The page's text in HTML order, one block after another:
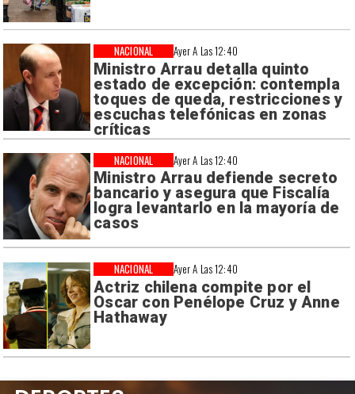
Ayer A Las 12:40
Ministro Arrau detalla quinto
estado de excepción: contempla
toques de queda, restricciones y
escuchas telefónicas en zonas
críticas
NACIONAL
Ayer A Las 12:40
Ministro Arrau defiende secreto
bancario y asegura que Fiscalía
logra levantarlo en la mayoría de
casos
NACIONAL
Ayer A Las 12:40
Actriz chilena compite por el
Oscar con Penélope Cruz y Anne
Hathaway
NACIONAL